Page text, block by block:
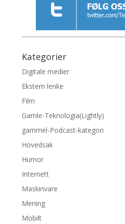
Kategorier
Digitale medier
Ekstern lenke
Film
Gamle-Teknologia(Lightly)
gammel-Podcast-kategori
Hovedsak
Humor
Internett
Maskinvare
Mening
Mobilt